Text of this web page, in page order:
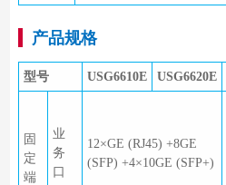
产品规格
型号 USG6610E USG6620E
固
定
端
业
务
口
12×GE (RJ45) +8GE
(SFP) +4×10GE (SFP+)